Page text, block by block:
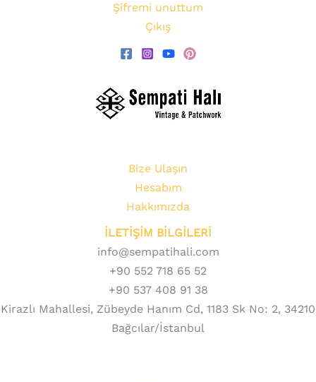
Şifremi unuttum
Çıkış
Bize Ulaşın
Hesabım
Hakkımızda
İLETİŞİM BİLGİLERİ
info@sempatihali.com
+90 552 718 65 52
+90 537 408 91 38
Kirazlı Mahallesi, Zübeyde Hanım Cd, 1183 Sk No: 2, 34210
Bağcılar/İstanbul